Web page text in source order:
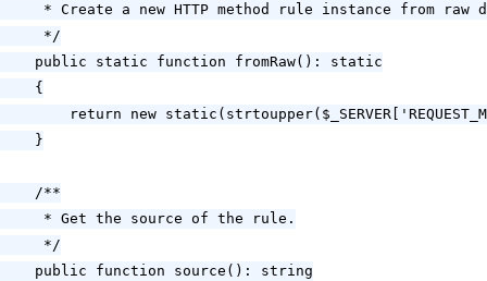
* Create a new HTTP method rule instance from raw
     */
    public static function fromRaw(): static
    {
return new
    }
    /**
     * Get the source of the rule.
     */
    public function source(): string